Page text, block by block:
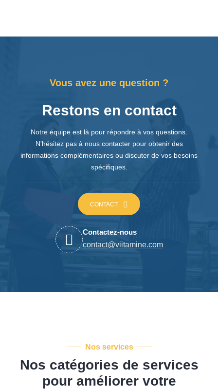
Vous avez une question ?
Restons en contact
Notre équipe est là pour répondre à vos questions.
N'hésitez pas à nous contacter pour obtenir des
informations complémentaires ou discuter de vos besoins
spécifiques.
CONTACT
Contactez-nous
Nos services
Nos catégories de services
pour améliorer votre